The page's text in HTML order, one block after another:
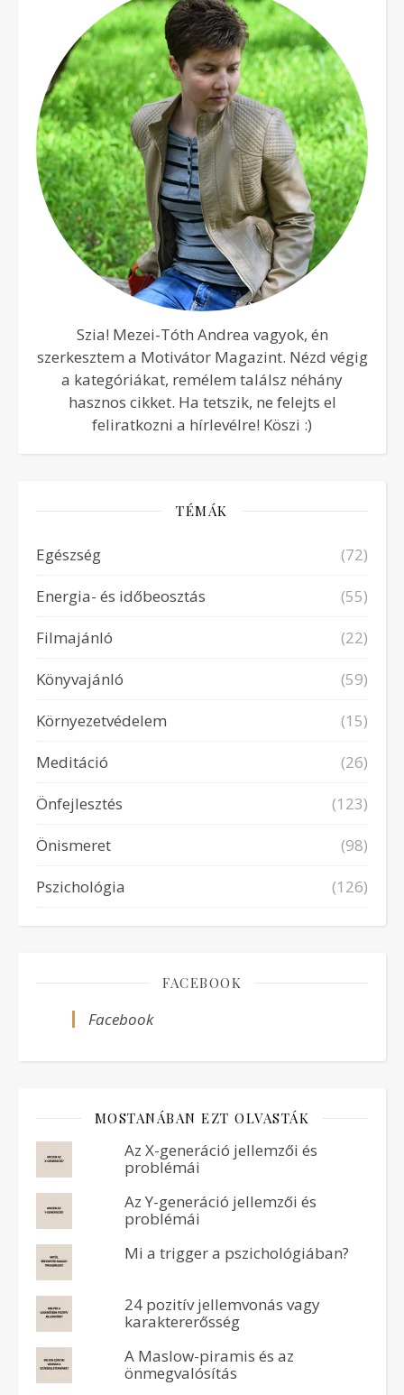
Szia! Mezei-Tóth Andrea vagyok, én
szerkesztem a Motivátor Magazint. Nézd végig
a kategóriákat, remélem találsz néhány
hasznos cikket. Ha tetszik, ne felejts el
feliratkozni a hírlevélre! Köszi :)
TÉMÁK
Egészség
(72)
Energia- és időbeosztás
(55)
Filmajánló
(22)
Könyvajánló
(59)
Környezetvédelem
(15)
Meditáció
(26)
Önfejlesztés
(123)
Önismeret
(98)
Pszichológia
(126)
FACEBOOK
Facebook
MOSTANÁBAN EZT OLVASTÁK
Az X-generáció jellemzői és
problémái
Az Y-generáció jellemzői és
problémái
Mi a trigger a pszichológiában?
24 pozitív jellemvonás vagy
karaktererősség
A Maslow-piramis és az
önmegvalósítás